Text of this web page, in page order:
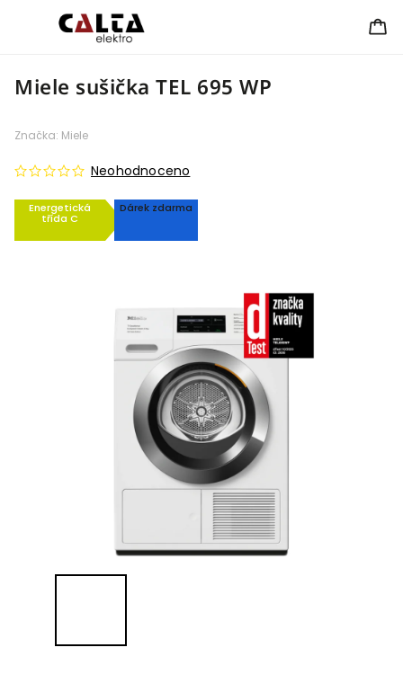
Miele sušička TEL 695 WP
Energetická
třída C
Dárek zdarma
Neohodnoceno
Značka: Miele